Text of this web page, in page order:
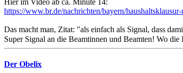
Hier im Video ab ca. Minute 14:
https://www.br.de/nachrichten/bayern/
Das macht man, Zitat: "als einfach als Signal, dass
Super Signal an die Beamtinnen und Beamten! Wo
Der Obelix